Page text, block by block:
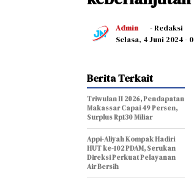
Admin
- Redaksi
Selasa, 4 Juni 2024-
Berita Terkait
Triwulan II 2026, Pendapatan
Makassar Capai 49 Persen,
Surplus Rp130 Miliar
Appi-Aliyah Kompak Hadiri
HUT ke-102 PDAM, Serukan
Direksi Perkuat Pelayanan
Air Bersih